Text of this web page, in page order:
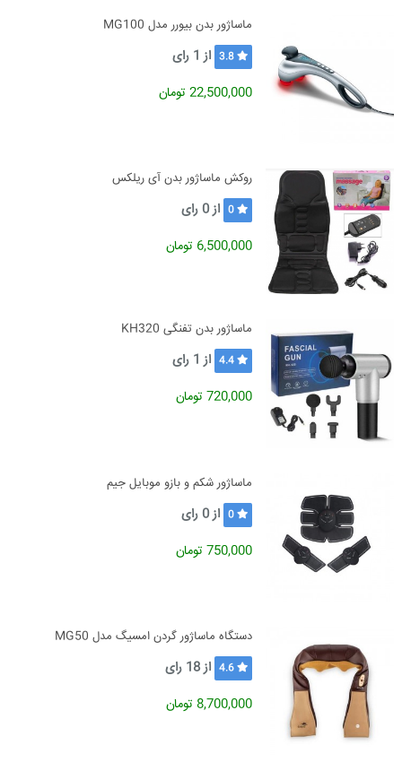
ماساژور بدن بیورر مدل MG100
3.8 از 1 رای
22,500,000 تومان
روکش ماساژور بدن آی ریلکس
0 از0 رای
6,500,000 تومان
ماساژور بدن تفنگی KH320
4.4 از 1 رای
720,000 تومان
ماساژور شکم و بازو موبایل جیم
0 از0 رای
750,000 تومان
دستگاه ماساژور گردن امسیگ مدل MG50
4.6 از18 رای
8,700,000 تومان